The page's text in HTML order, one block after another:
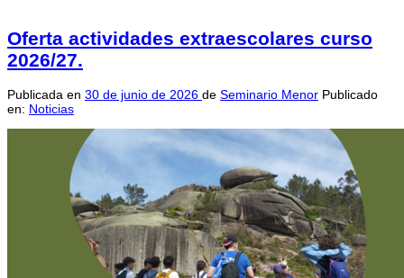
Oferta actividades extraescolares curso
2026/27.
Publicada en 30 de junio de 2026 de Seminario Menor Publicado
en: Noticias